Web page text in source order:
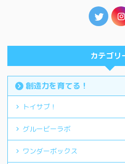
カテゴリ
創造力を育てる！
トイサブ！
グルービーラボ
ワンダーボックス